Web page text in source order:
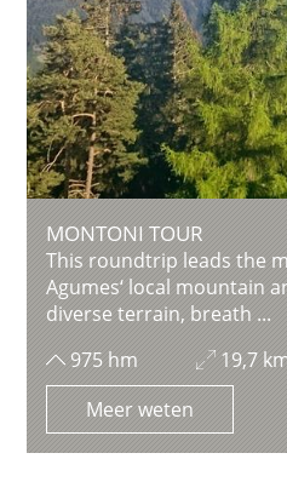
MONTONI TOUR
This roundtrip leads the
Agumes‘ local mountain
diverse terrain, breath ...
975 hm
19,7
Meer weten